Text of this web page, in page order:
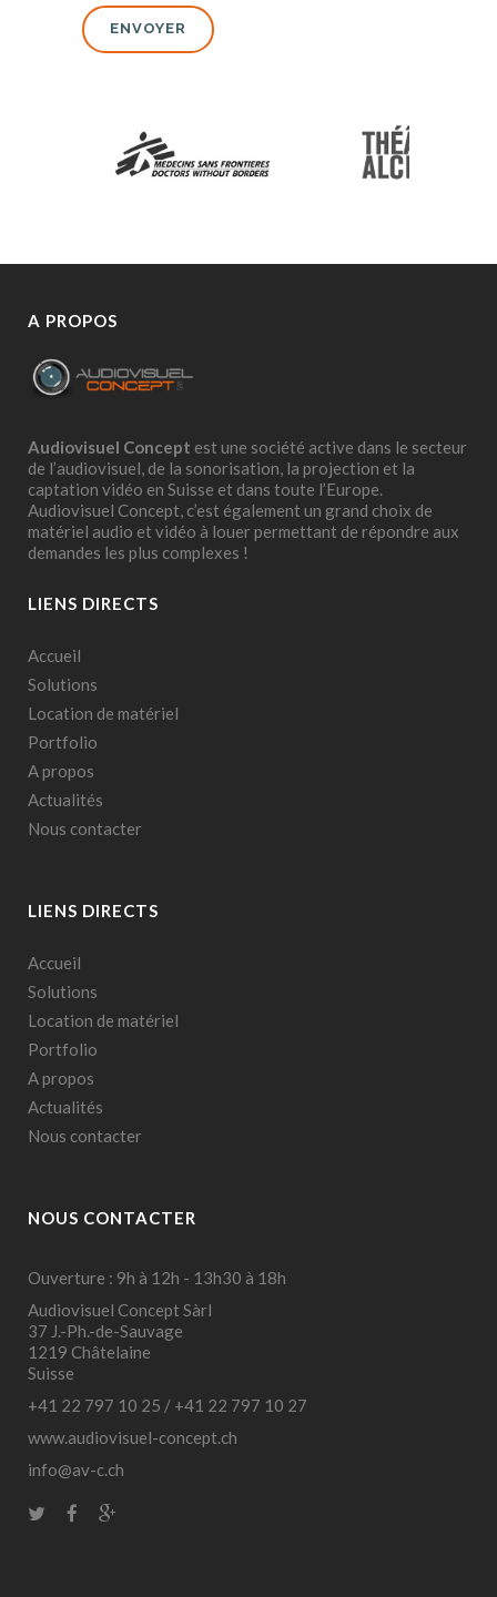
A PROPOS
Audiovisuel Concept est une société active dans le secteur
de l’audiovisuel, de la sonorisation, la projection et la
captation vidéo en Suisse et dans toute l’Europe.
Audiovisuel Concept, c’est également un grand choix de
matériel audio et vidéo à louer permettant de répondre aux
demandes les plus complexes !
LIENS DIRECTS
Accueil
Solutions
Location de matériel
Portfolio
A propos
Actualités
Nous contacter
LIENS DIRECTS
Accueil
Solutions
Location de matériel
Portfolio
A propos
Actualités
Nous contacter
NOUS CONTACTER
Ouverture : 9h à 12h - 13h30 à 18h
Audiovisuel Concept Sàrl
37 J.-Ph.-de-Sauvage
1219 Châtelaine
Suisse
+41 22 797 10 25 / +41 22 797 10 27
www.audiovisuel-concept.ch
info@av-c.ch